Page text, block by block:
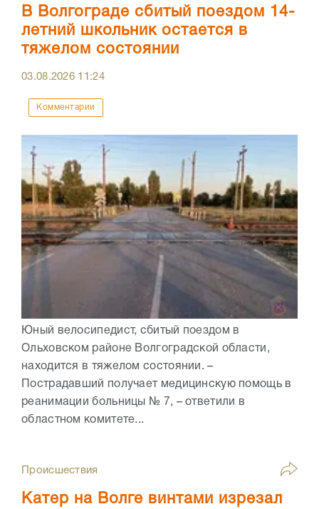
В Волгограде сбитый поездом 14-
летний школьник остается в
тяжелом состоянии
03.08.2026 11:24
Комментарии
Юный велосипедист, сбитый поездом в
Ольховском районе Волгоградской области,
находится в тяжелом состоянии. –
Пострадавший получает медицинскую помощь в
реанимации больницы № 7, – ответили в
областном комитете...
Происшествия
Катер на Волге винтами изрезал